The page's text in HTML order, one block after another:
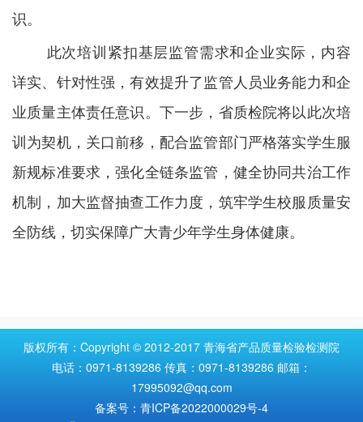
识。
此次培训紧扣基层监管需求和企业实际，内容
详实、针对性强，有效提升了监管人员业务能力和企
业质量主体责任意识。下一步，省质检院将以此次培
训为契机，关口前移，配合监管部门严格落实学生服
新规标准要求，强化全链条监管，健全协同共治工作
机制，加大监督抽查工作力度，筑牢学生校服质量安
全防线，切实保障广大青少年学生身体健康。
版权所有：Copyright © 2012-2017 青海省产品质量检验检测院
电话：0971-8139286 传真：0971-8139286 邮箱：
17995092@qq.com
备案号：青ICP备2022000029号-4